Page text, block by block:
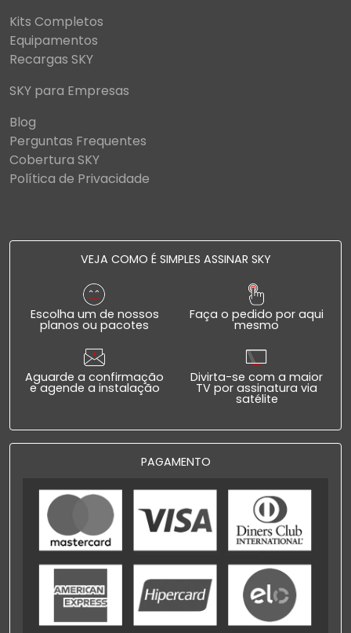
Kits Completos
Equipamentos
Recargas SKY
SKY para Empresas
Blog
Perguntas Frequentes
Cobertura SKY
Política de Privacidade
VEJA COMO É SIMPLES ASSINAR SKY
Escolha um de nossos
planos ou pacotes
Faça o pedido por aqui
mesmo
Aguarde a confirmação
e agende a instalação
Divirta-se com a maior
TV por assinatura via
satélite
PAGAMENTO